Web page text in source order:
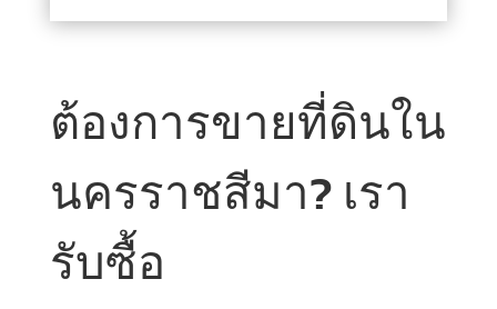
ต้องการขายที่ดินใน
นครราชสีมา? เรา
รับซื้อ